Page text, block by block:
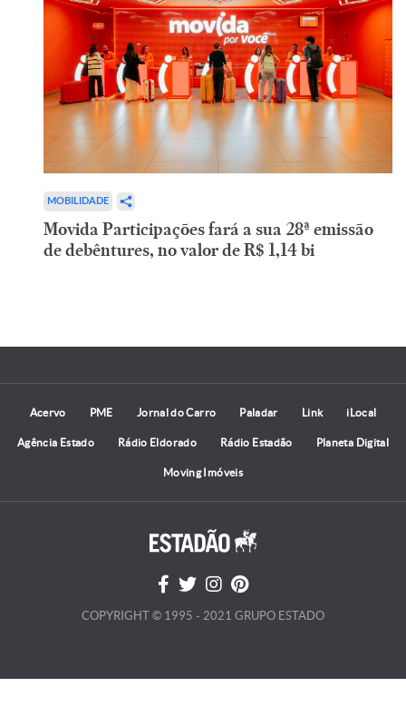
MOBILIDADE
Movida Participações fará a sua 28ª emissão
de debêntures, no valor de R$ 1,14 bi
Acervo PME Jornal do Carro Paladar Link iLocal
Agência Estado Rádio Eldorado Rádio Estadão Planeta Digital
Moving Imóveis
COPYRIGHT © 1995 - 2021 GRUPO ESTADO